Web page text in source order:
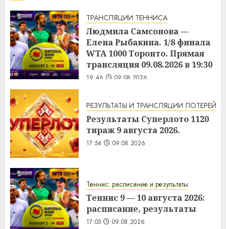
ТРАНСЛЯЦИИ ТЕННИСА
Людмила Самсонова —
Елена Рыбакина. 1/8 финала
WTA 1000 Торонто. Прямая
трансляция 09.08.2026 в 19:30
19:46 09.08.2026
РЕЗУЛЬТАТЫ И ТРАНСЛЯЦИИ ЛОТЕРЕЙ
Результаты Суперлото 1120
тираж 9 августа 2026.
17:54 09.08.2026
Теннис: расписание и результаты
Теннис 9 — 10 августа 2026:
расписание, результаты
17:05 09.08.2026